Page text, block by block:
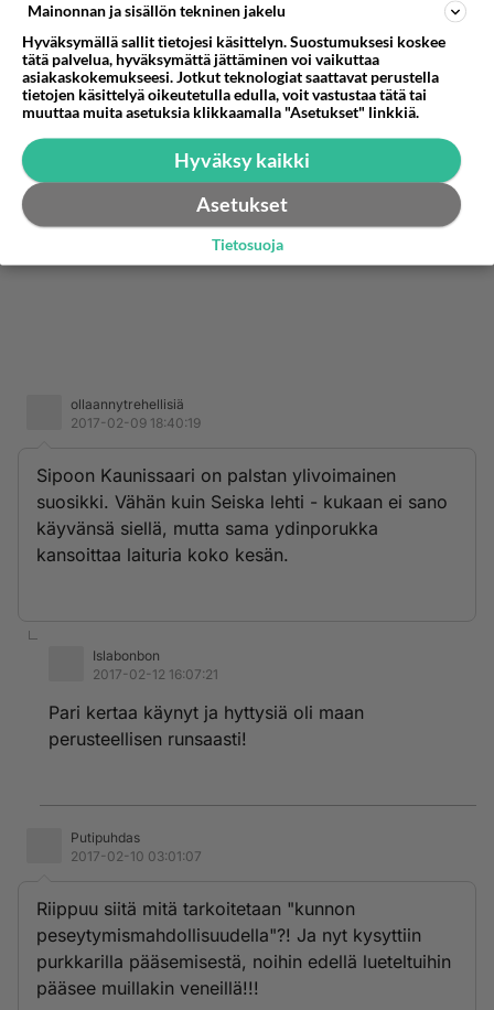
ollaannytrehellisiä
2017-02-09 18:40:19
Sipoon Kaunissaari on palstan ylivoimainen
suosikki. Vähän kuin Seiska lehti - kukaan ei sano
käyvänsä siellä, mutta sama ydinporukka
kansoittaa laituria koko kesän.
Islabonbon
2017-02-12 16:07:21
Pari kertaa käynyt ja hyttysiä oli maan
perusteellisen runsaasti!
Putipuhdas
2017-02-10 03:01:07
Riippuu siitä mitä tarkoitetaan "kunnon
peseytymismahdollisuudella"?! Ja nyt kysyttiin
purkkarilla pääsemisestä, noihin edellä lueteltuihin
pääsee muillakin veneillä!!!
Mainonnan ja sisällön tekninen jakelu
Hyväksymällä sallit tietojesi käsittelyn. Suostumuksesi koskee
tätä palvelua, hyväksymättä jättäminen voi vaikuttaa
asiakaskokemukseesi. Jotkut teknologiat saattavat perustella
tietojen käsittelyä oikeutetulla edulla, voit vastustaa tätä tai
muuttaa muita asetuksia klikkaamalla "Asetukset" linkkiä.
Hyväksy kaikki
Asetukset
Tietosuoja